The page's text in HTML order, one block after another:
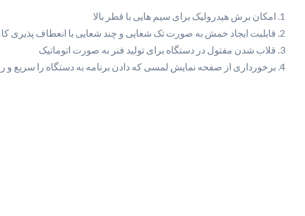
امکان برش هیدرولیک برای سیم هایی با قطر بالا
قابلیت ایجاد خمش به صورت تک شعایی و چند شعایی با انعطاف
قلاب شدن مفتول در دستگاه برای تولید فنر به صورت اتوماتیک
برخورداری از صفحه نمایش لمسی که دادن برنامه به دستگاه را سریع و